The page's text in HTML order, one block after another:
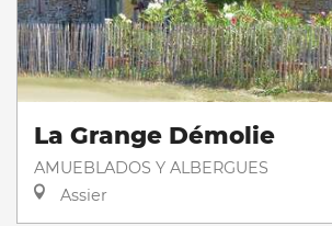
La Grange Démolie
AMUEBLADOS Y ALBERGUES
Assier